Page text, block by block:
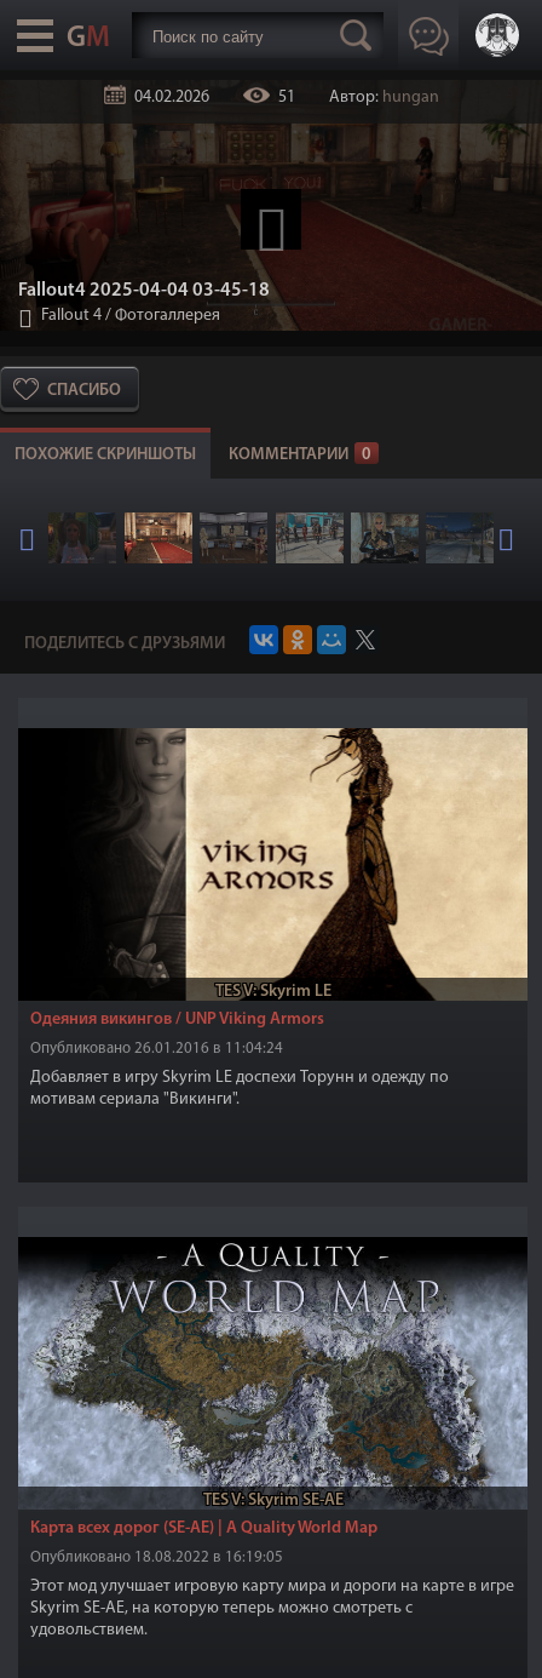
04.02.2026 51 Автор: hungan
Fallout4 2025-04-04 03-45-18
Fallout 4 / Фотогаллерея
СПАСИБО
ПОХОЖИЕ СКРИНШОТЫ КОММЕНТАРИИ 0
ПОДЕЛИТЕСЬ С ДРУЗЬЯМИ
TES V: Skyrim LE
Одеяния викингов / UNP Viking Armors
Опубликовано 26.01.2016 в 11:04:24
Добавляет в игру Skyrim LE доспехи Торунн и одежду по
мотивам сериала "Викинги".
TES V: Skyrim SE-AE
Карта всех дорог (SE-АЕ) | A Quality World Map
Опубликовано 18.08.2022 в 16:19:05
Этот мод улучшает игровую карту мира и дороги на карте в игре
Skyrim SE-АЕ, на которую теперь можно смотреть с
удовольствием.